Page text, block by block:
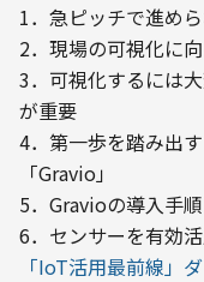
1．急ピッチで進め
2．現場の可視化に
3．可視化するには
が重要
4．第一歩を踏み出
「Gravio」
5．Gravioの導入手順
6．センサーを有効
「IoT活用最前線」